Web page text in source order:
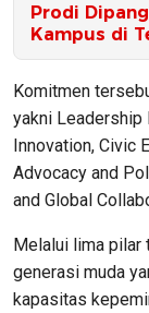
Prodi
Kampus di
Komitmen
yakni Leadership
Innovation, Civic
Advocacy and
and Global
Melalui lima pilar
generasi muda
kapasitas